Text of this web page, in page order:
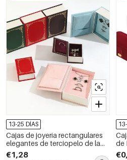
13-25 DÍAS
Cajas de joyería rectangulares
elegantes de terciopelo de la
serie clásica
€1,28
de